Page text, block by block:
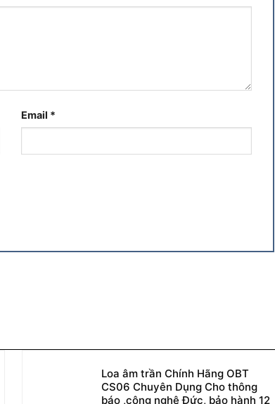
Email *
Loa âm trần Chính Hãng OBT
CS06 Chuyên Dụng Cho thông
báo ,công nghệ Đức, bảo hành 12